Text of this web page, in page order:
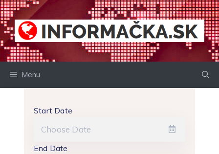
Preskočiť
na
obsah
Menu
Start Date
End Date